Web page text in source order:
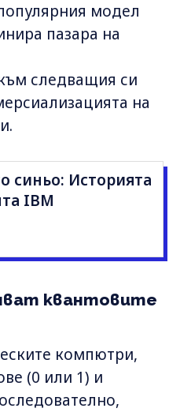
модел
пазара на
следващия си
на
синьо: Историята
IBM
квантовите
компютри,
(0 или 1) и